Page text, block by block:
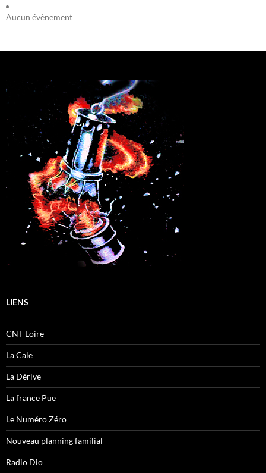
Aucun évènement
LIENS
CNT Loire
La Cale
La Dérive
La france Pue
Le Numéro Zéro
Nouveau planning familial
Radio Dio